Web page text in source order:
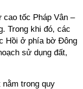
cao tốc Pháp Vân –
Trong khi đó, các
Hồi ở phía bờ Đông
sử dụng đất,
trong quy